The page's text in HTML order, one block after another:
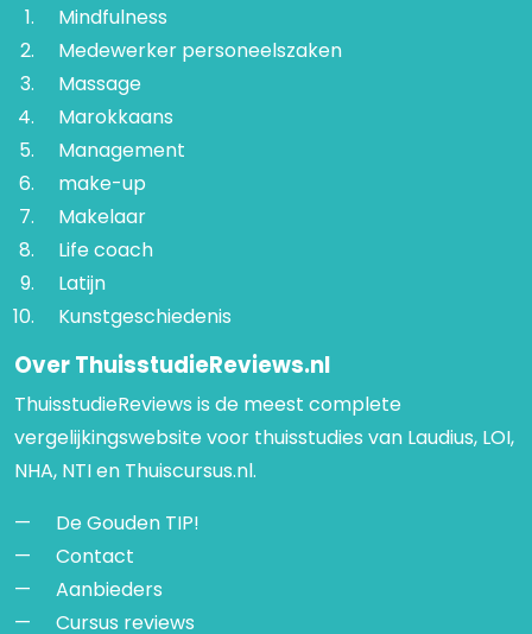
Mindfulness
Medewerker personeelszaken
Massage
Marokkaans
Management
make-up
Makelaar
Life coach
Latijn
Kunstgeschiedenis
Over ThuisstudieReviews.nl
ThuisstudieReviews is de meest complete
vergelijkingswebsite voor thuisstudies van Laudius, LOI,
NHA, NTI en Thuiscursus.nl.
De Gouden TIP!
Contact
Aanbieders
Cursus reviews